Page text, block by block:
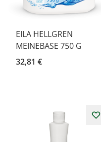
EILA HELLGREN
MEINEBASE 750 G
32,81 €